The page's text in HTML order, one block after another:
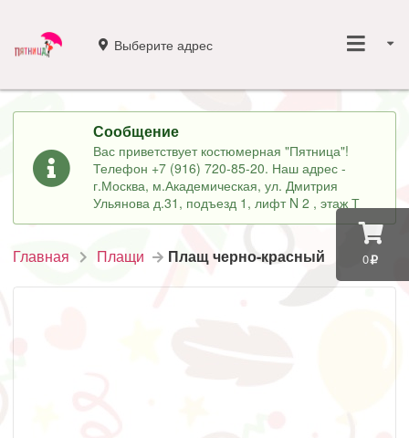
0
Выберите адрес
Сообщение
Вас приветствует костюмерная "Пятница"!
Телефон +7 (916) 720-85-20. Наш адрес -
г.Москва, м.Академическая, ул. Дмитрия
Ульянова д.31, подъезд 1, лифт N 2 , этаж Т
Главная Плащи Плащ черно-красный